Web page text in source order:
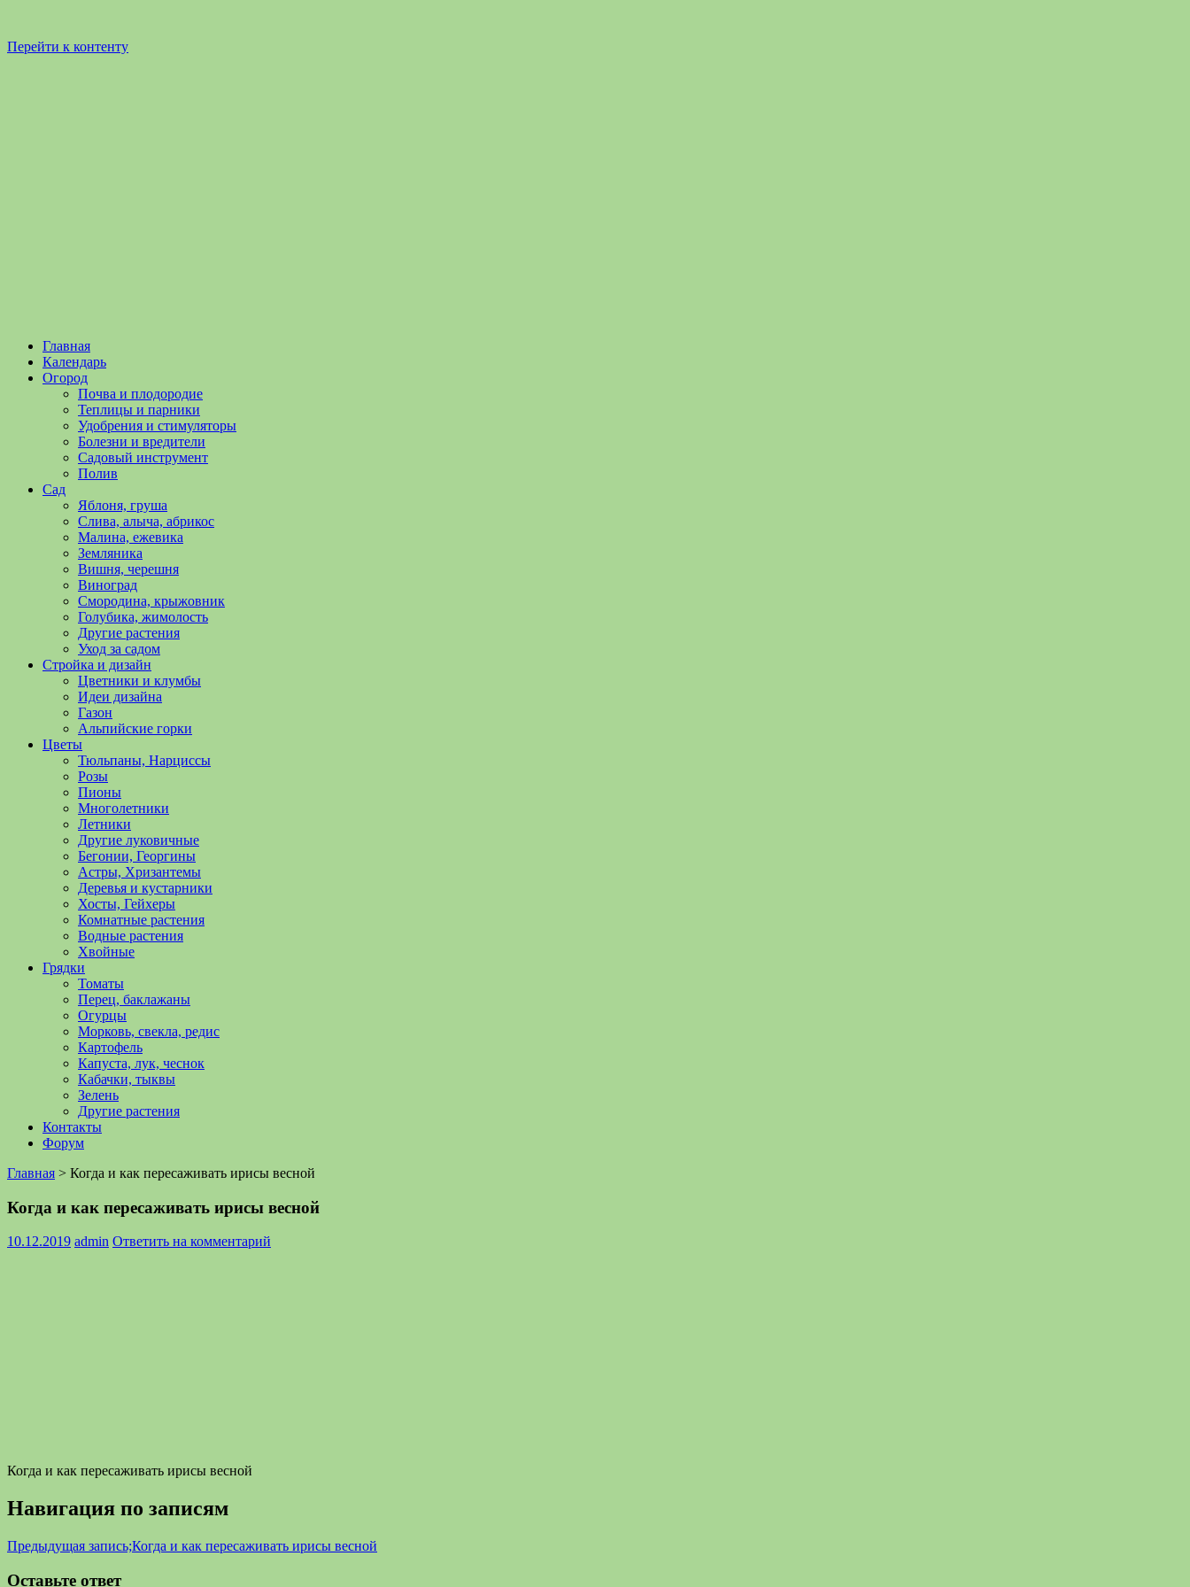
Перейти к контенту
Садоводство
Огородничество
Садоводство
огородничество
полезные
уходу
овощами,
растениями
Поможем
обустройстве
выращивании
Главная
Календарь
Огород
Почва и плодородие
Теплицы и парники
Удобрения и стимуляторы
Болезни и вредители
Садовый инструмент
Полив
Сад
Яблоня, груша
Слива, алыча, абрикос
Малина, ежевика
Земляника
Вишня, черешня
Виноград
Смородина, крыжовник
Голубика, жимолость
Другие растения
Уход за садом
Стройка и дизайн
Цветники и клумбы
Идеи дизайна
Газон
Альпийские горки
Цветы
Тюльпаны, Нарциссы
Розы
Пионы
Многолетники
Летники
Другие луковичные
Бегонии, Георгины
Астры, Хризантемы
Деревья и кустарники
Хосты, Гейхеры
Комнатные растения
Водные растения
Хвойные
Грядки
Томаты
Перец, баклажаны
Огурцы
Морковь, свекла, редис
Картофель
Капуста, лук, чеснок
Кабачки, тыквы
Зелень
Другие растения
Контакты
Форум
Главная > Когда и как пересаживать ирисы весной
Когда и как пересаживать ирисы весной
10.12.2019 admin Ответить на комментарий
Когда и как пересаживать ирисы весной
Навигация по записям
Предыдущая запись;Когда и как пересаживать ирисы весной
Оставьте ответ